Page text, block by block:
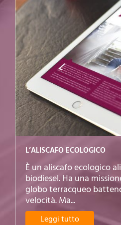
BOTTIGLIE DAL MAIS
L’impatto ambientale
produttiva dell’acqua
novità più interessante
Sant’Anna che
Leggi tutto